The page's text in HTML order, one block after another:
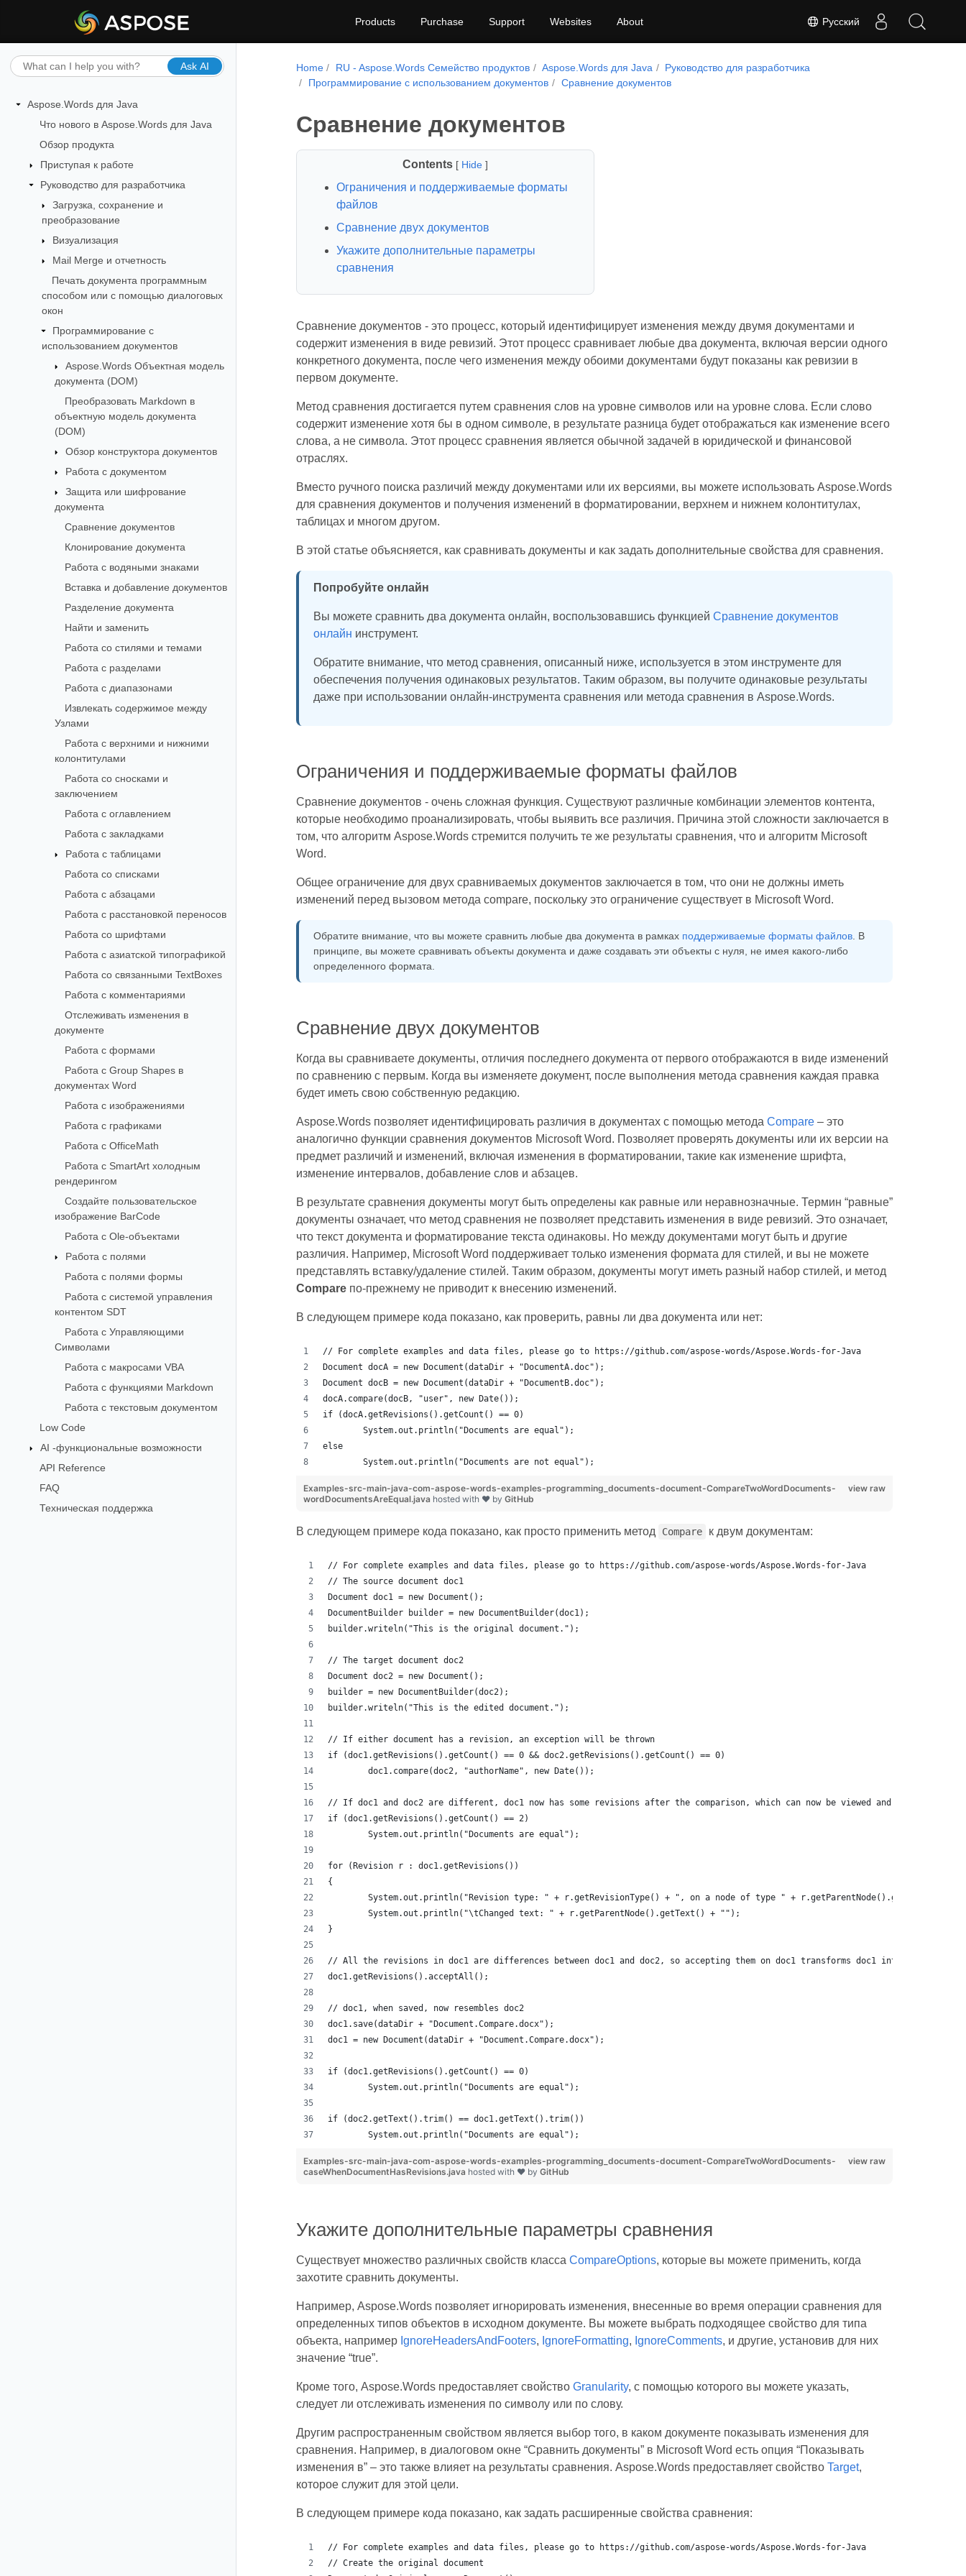
Русский
Products Purchase Support Websites About
Ask AI
Aspose.Words для Java
Что нового в Aspose.Words для Java
Обзор продукта
Приступая к работе
Руководство для разработчика
Загрузка, сохранение и
преобразование
Визуализация
Mail Merge и отчетность
Печать документа программным
способом или с помощью диалоговых
окон
Программирование с
использованием документов
Aspose.Words Объектная модель
документа (DOM)
Преобразовать Markdown в
объектную модель документа
(DOM)
Обзор конструктора документов
Работа с документом
Защита или шифрование
документа
Сравнение документов
Клонирование документа
Работа с водяными знаками
Вставка и добавление документов
Разделение документа
Найти и заменить
Работа со стилями и темами
Работа с разделами
Работа с диапазонами
Извлекать содержимое между
Узлами
Работа с верхними и нижними
колонтитулами
Работа со сносками и
заключением
Работа с оглавлением
Работа с закладками
Работа с таблицами
Работа со списками
Работа с абзацами
Работа с расстановкой переносов
Работа со шрифтами
Работа с азиатской типографикой
Работа со связанными TextBoxes
Работа с комментариями
Отслеживать изменения в
документе
Работа с формами
Работа с Group Shapes в
документах Word
Работа с изображениями
Работа с графиками
Работа с OfficeMath
Работа с SmartArt холодным
рендерингом
Создайте пользовательское
изображение BarCode
Работа с Ole-объектами
Работа с полями
Работа с полями формы
Работа с системой управления
контентом SDT
Работа с Управляющими
Символами
Работа с макросами VBA
Работа с функциями Markdown
Работа с текстовым документом
Low Code
AI -функциональные возможности
API Reference
FAQ
Техническая поддержка
Home RU - Aspose.Words Семейство продуктов Aspose.Words для Java
Руководство для разработчика
Программирование с использованием документов
Сравнение документов
Сравнение документов
Contents[ Hide ]
Ограничения и поддерживаемые форматы
файлов
Сравнение двух документов
Укажите дополнительные параметры
сравнения
Сравнение документов - это процесс, который идентифицирует изменения между двумя документами и
содержит изменения в виде ревизий. Этот процесс сравнивает любые два документа, включая версии одного
конкретного документа, после чего изменения между обоими документами будут показаны как ревизии в
первом документе.
Метод сравнения достигается путем сравнения слов на уровне символов или на уровне слова. Если слово
содержит изменение хотя бы в одном символе, в результате разница будет отображаться как изменение всего
слова, а не символа. Этот процесс сравнения является обычной задачей в юридической и финансовой
отраслях.
Вместо ручного поиска различий между документами или их версиями, вы можете использовать Aspose.Words
для сравнения документов и получения изменений в форматировании, верхнем и нижнем колонтитулах,
таблицах и многом другом.
В этой статье объясняется, как сравнивать документы и как задать дополнительные свойства для сравнения.
Попробуйте онлайн
Вы можете сравнить два документа онлайн, воспользовавшись функцией Сравнение документов
онлайн инструмент.
Обратите внимание, что метод сравнения, описанный ниже, используется в этом инструменте для
обеспечения получения одинаковых результатов. Таким образом, вы получите одинаковые результаты
даже при использовании онлайн-инструмента сравнения или метода сравнения в Aspose.Words.
Ограничения и поддерживаемые форматы файлов
Сравнение документов - очень сложная функция. Существуют различные комбинации элементов контента,
которые необходимо проанализировать, чтобы выявить все различия. Причина этой сложности заключается в
том, что алгоритм Aspose.Words стремится получить те же результаты сравнения, что и алгоритм Microsoft
Word.
Общее ограничение для двух сравниваемых документов заключается в том, что они не должны иметь
изменений перед вызовом метода compare, поскольку это ограничение существует в Microsoft Word.
Обратите внимание, что вы можете сравнить любые два документа в рамках поддерживаемые форматы файлов. В
принципе, вы можете сравнивать объекты документа и даже создавать эти объекты с нуля, не имея какого-либо
определенного формата.
Сравнение двух документов
Когда вы сравниваете документы, отличия последнего документа от первого отображаются в виде изменений
по сравнению с первым. Когда вы изменяете документ, после выполнения метода сравнения каждая правка
будет иметь свою собственную редакцию.
Aspose.Words позволяет идентифицировать различия в документах с помощью метода Compare– это
аналогично функции сравнения документов Microsoft Word. Позволяет проверять документы или их версии на
предмет различий и изменений, включая изменения в форматировании, такие как изменение шрифта,
изменение интервалов, добавление слов и абзацев.
В результате сравнения документы могут быть определены как равные или неравнозначные. Термин “равные”
документы означает, что метод сравнения не позволяет представить изменения в виде ревизий. Это означает,
что текст документа и форматирование текста одинаковы. Но между документами могут быть и другие
различия. Например, Microsoft Word поддерживает только изменения формата для стилей, и вы не можете
представлять вставку/удаление стилей. Таким образом, документы могут иметь разный набор стилей, и метод
Compareпо-прежнему не приводит к внесению изменений.
В следующем примере кода показано, как проверить, равны ли два документа или нет:
// For complete examples and data files, please go to https://github.com/aspose-words/Aspose.Words-for-Java
Document docA = new Document(dataDir + "DocumentA.doc");
Document docB = new Document(dataDir + "DocumentB.doc");
docA.compare(docB, "user", new Date());
if (docA.getRevisions().getCount() == 0)
	System.out.println("Documents are equal");
else
	System.out.println("Documents are not equal");
view raw
Examples-src-main-java-com-aspose-words-examples-programming_documents-document-CompareTwoWordDocuments-
wordDocumentsAreEqual.java hosted with ❤ by GitHub
В следующем примере кода показано, как просто применить метод Compare к двум документам:
// For complete examples and data files, please go to https://github.com/aspose-words/Aspose.Words-for-Java
// The source document doc1
Document doc1 = new Document();
DocumentBuilder builder = new DocumentBuilder(doc1);
builder.writeln("This is the original document.");
// The target document doc2
Document doc2 = new Document();
builder = new DocumentBuilder(doc2);
builder.writeln("This is the edited document.");
// If either document has a revision, an exception will be thrown
if (doc1.getRevisions().getCount() == 0 && doc2.getRevisions().getCount() == 0)
	doc1.compare(doc2, "authorName", new Date());
// If doc1 and doc2 are different, doc1 now has some revisions after the comparison, which can now be viewed and processed
if (doc1.getRevisions().getCount() == 2)
	System.out.println("Documents are equal");
for (Revision r : doc1.getRevisions())
{
System.out.println("Revision type: " + r.getRevisionType() + ", on a node of type " + r.getParentNode().getNodeType()
	System.out.println("\tChanged text: " + r.getParentNode().getText() + "");
}
// All the revisions in doc1 are differences between doc1 and doc2, so accepting them on doc1 transforms doc1 into doc2
doc1.getRevisions().acceptAll();
// doc1, when saved, now resembles doc2
doc1.save(dataDir + "Document.Compare.docx");
doc1 = new Document(dataDir + "Document.Compare.docx");
if (doc1.getRevisions().getCount() == 0)
	System.out.println("Documents are equal");
if (doc2.getText().trim() == doc1.getText().trim())
	System.out.println("Documents are equal");
view raw
Examples-src-main-java-com-aspose-words-examples-programming_documents-document-CompareTwoWordDocuments-
caseWhenDocumentHasRevisions.java hosted with ❤ by GitHub
Укажите дополнительные параметры сравнения
Существует множество различных свойств класса CompareOptions, которые вы можете применить, когда
захотите сравнить документы.
Например, Aspose.Words позволяет игнорировать изменения, внесенные во время операции сравнения для
определенных типов объектов в исходном документе. Вы можете выбрать подходящее свойство для типа
объекта, например IgnoreHeadersAndFooters, IgnoreFormatting, IgnoreComments, и другие, установив для них
значение “true”.
Кроме того, Aspose.Words предоставляет свойство Granularity, с помощью которого вы можете указать,
следует ли отслеживать изменения по символу или по слову.
Другим распространенным свойством является выбор того, в каком документе показывать изменения для
сравнения. Например, в диалоговом окне “Сравнить документы” в Microsoft Word есть опция “Показывать
изменения в” – это также влияет на результаты сравнения. Aspose.Words предоставляет свойство Target,
которое служит для этой цели.
В следующем примере кода показано, как задать расширенные свойства сравнения:
// For complete examples and data files, please go to https://github.com/aspose-words/Aspose.Words-for-Java
// Create the original document